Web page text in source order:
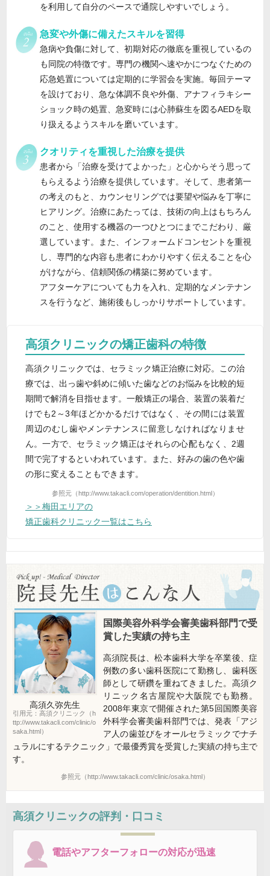
を利用して自分のペースで通院しやすいでしょう。
急変や外傷に備えたスキルを習得
急病や負傷に対して、初期対応の徹底を重視しているの
も同院の特徴です。専門の機関へ速やかにつなぐための
応急処置については定期的に学習会を実施。毎回テーマ
を設けており、急な体調不良や外傷、アナフィラキシー
ショック時の処置、急変時には心肺蘇生を図るAEDを取
り扱えるようスキルを磨いています。
クオリティを重視した治療を提供
患者から「治療を受けてよかった」と心からそう思って
もらえるよう治療を提供しています。そして、患者第一
の考えのもと、カウンセリングでは要望や悩みを丁寧に
ヒアリング。治療にあたっては、技術の向上はもちろん
のこと、使用する機器の一つひとつにまでこだわり、厳
選しています。また、インフォームドコンセントを重視
し、専門的な内容も患者にわかりやすく伝えることを心
がけながら、信頼関係の構築に努めています。
アフターケアについても力を入れ、定期的なメンテナン
スを行うなど、施術後もしっかりサポートしています。
高須クリニックの矯正歯科の特徴
高須クリニックでは、セラミック矯正治療に対応。この治
療では、出っ歯や斜めに傾いた歯などのお悩みを比較的短
期間で解消を目指せます。一般矯正の場合、装置の装着だ
けでも2～3年ほどかかるだけではなく、その間には装置
周辺のむし歯やメンテナンスに留意しなければなりませ
ん。一方で、セラミック矯正はそれらの心配もなく、2週
間で完了するといわれています。また、好みの歯の色や歯
の形に変えることもできます。
参照元（http://www.takacli.com/operation/dentition.html）
＞＞梅田エリアの
矯正歯科クリニック一覧はこちら
高須久弥先生
引用元：高須クリニック（h
ttp://www.takacli.com/clinic/o
saka.html）
国際美容外科学会審美歯科部門で受
賞した実績の持ち主
高須院長は、松本歯科大学を卒業後、症
例数の多い歯科医院にて勤務し、歯科医
師として研鑽を重ねてきました。高須ク
リニック名古屋院や大阪院でも勤務。
2008年東京で開催された第5回国際美容
外科学会審美歯科部門では、発表「アジ
ア人の歯並びをオールセラミックでナチ
ュラルにするテクニック」で最優秀賞を受賞した実績の持ち主で
す。
参照元（http://www.takacli.com/clinic/osaka.html）
高須クリニックの評判・口コミ
電話やアフターフォローの対応が迅速